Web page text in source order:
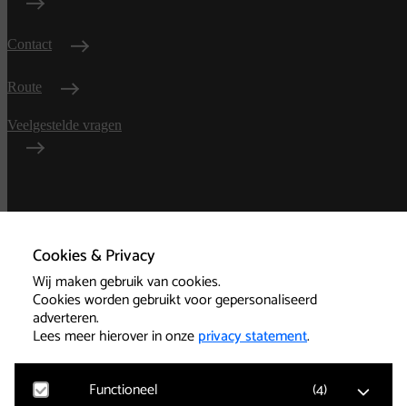
Cookies & Privacy
Wij maken gebruik van cookies.
Cookies worden gebruikt voor gepersonaliseerd
adverteren.
Lees meer hierover in onzeprivacy statement.
Functioneel (4)
Contact
Route
Veelgestelde vragen
voorwaarden
Privacy
Technische informatie
Cookies